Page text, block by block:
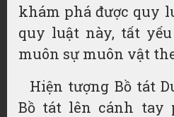
khám phá được quy
quy luật này, tất
muôn sự muôn vật
Hiện tượng Bồ tát
Bồ tát lên cánh tay